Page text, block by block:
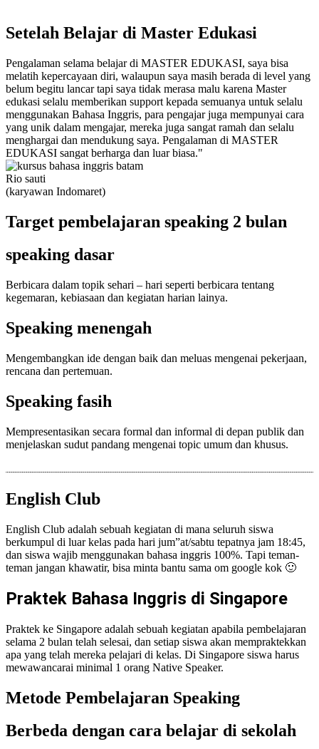
Setelah Belajar di Master Edukasi
Pengalaman selama belajar di MASTER EDUKASI, saya bisa
melatih kepercayaan diri, walaupun saya masih berada di level yang
belum begitu lancar tapi saya tidak merasa malu karena Master
edukasi selalu memberikan support kepada semuanya untuk selalu
menggunakan Bahasa Inggris, para pengajar juga mempunyai cara
yang unik dalam mengajar, mereka juga sangat ramah dan selalu
menghargai dan mendukung saya. Pengalaman di MASTER
EDUKASI sangat berharga dan luar biasa."
Rio sauti
(karyawan Indomaret)
Target pembelajaran speaking 2 bulan
speaking dasar
Berbicara dalam topik sehari – hari seperti berbicara tentang
kegemaran, kebiasaan dan kegiatan harian lainya.
Speaking menengah
Mengembangkan ide dengan baik dan meluas mengenai pekerjaan,
rencana dan pertemuan.
Speaking fasih
Mempresentasikan secara formal dan informal di depan publik dan
menjelaskan sudut pandang mengenai topic umum dan khusus.
English Club
English Club adalah sebuah kegiatan di mana seluruh siswa
berkumpul di luar kelas pada hari jum”at/sabtu tepatnya jam 18:45,
dan siswa wajib menggunakan bahasa inggris 100%. Tapi teman-
teman jangan khawatir, bisa minta bantu sama om google kok 🙂
Praktek Bahasa Inggris di Singapore
Praktek ke Singapore adalah sebuah kegiatan apabila pembelajaran
selama 2 bulan telah selesai, dan setiap siswa akan mempraktekkan
apa yang telah mereka pelajari di kelas. Di Singapore siswa harus
mewawancarai minimal 1 orang Native Speaker.
Metode Pembelajaran Speaking
Berbeda dengan cara belajar di sekolah